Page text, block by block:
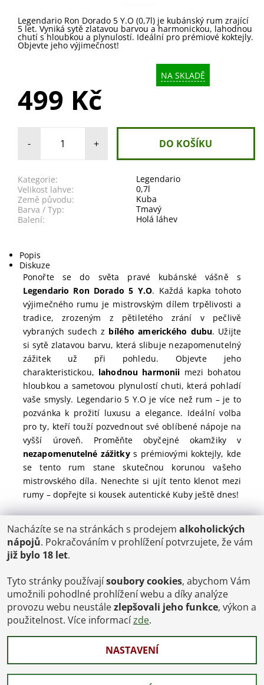
Legendario Ron Dorado 5 Y.O (0,7l) je kubánský rum zrající
5 let. Vyniká sytě zlatavou barvou a harmonickou, lahodnou
chutí s hloubkou a plynulostí. Ideální pro prémiové koktejly.
Objevte jeho výjimečnost!
NA SKLADĚ
499 Kč
- +
Kategorie:
Legendario
Velikost lahve:
0,7l
Země původu:
Kuba
Barva / Typ:
Tmavý
Balení:
Holá láhev
Popis
Diskuze
Ponořte se do světa pravé kubánské vášně s
Legendario Ron Dorado 5 Y.O. Každá kapka tohoto
výjimečného rumu je mistrovským dílem trpělivosti a
tradice, zrozeným z pětiletého zrání v pečlivě
vybraných sudech z bílého amerického dubu. Užijte
si sytě zlatavou barvu, která slibuje nezapomenutelný
zážitek už při pohledu. Objevte jeho
charakteristickou, lahodnou harmonii mezi bohatou
hloubkou a sametovou plynulostí chuti, která pohladí
vaše smysly. Legendario 5 Y.O je více než rum – je to
pozvánka k prožití luxusu a elegance. Ideální volba
pro ty, kteří touží pozvednout své oblíbené nápoje na
vyšší úroveň. Proměňte obyčejné okamžiky v
nezapomenutelné zážitkys prémiovými koktejly, kde
se tento rum stane skutečnou korunou vašeho
mistrovského díla. Nenechte si ujít tento klenot mezi
rumy – dopřejte si kousek autentické Kuby ještě dnes!
POŠTOVNÉ
ČR: od 95,-
SK: 350,-
€ = 24,00 CZK
Dopravy a Platby
Jsme internetový obchod, osobní odběr není možný.
2026 © Vinoteka-Praha.cz, všechna práva vyhrazena
Nacházíte se na stránkách s prodejem alkoholických
nápojů. Pokračováním v prohlížení potvrzujete, že vám
již bylo 18 let.
Tyto stránky používajísoubory cookies, abychom Vám
umožnili pohodlné prohlížení webu a díky analýze
provozu webu neustálezlepšovali jeho funkce, výkon a
použitelnost. Více informacízde.
NASTAVENÍ